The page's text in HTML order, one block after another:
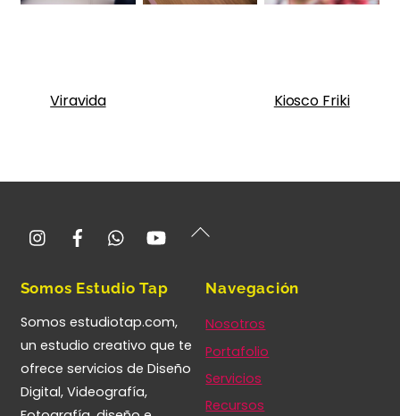
Viravida Kiosco Friki
Back
InstagramFacebookWhatsappYouTube
Somos Estudio Tap
Somos estudiotap.com,
un estudio creativo que te
ofrece servicios de Diseño
Digital, Videografía,
Navegación
Nosotros
Portafolio
Servicios
Recursos